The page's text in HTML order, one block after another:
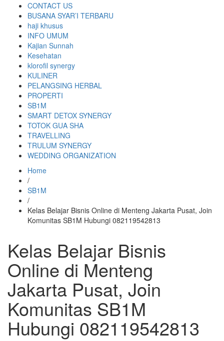
CONTACT US
BUSANA SYAR’I TERBARU
haji khusus
INFO UMUM
Kajian Sunnah
Kesehatan
klorofil synergy
KULINER
PELANGSING HERBAL
PROPERTI
SB1M
SMART DETOX SYNERGY
TOTOK GUA SHA
TRAVELLING
TRULUM SYNERGY
WEDDING ORGANIZATION
Home
/
SB1M
/
Kelas Belajar Bisnis Online di Menteng Jakarta Pusat, Join
Komunitas SB1M Hubungi 082119542813
Kelas Belajar Bisnis
Online di Menteng
Jakarta Pusat, Join
Komunitas SB1M
Hubungi 082119542813